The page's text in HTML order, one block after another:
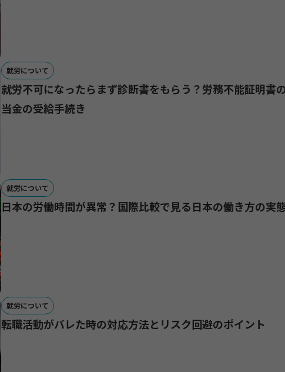
就労について
就労不可になったらまず診断書をもらう？労務不能証明書
当金の受給手続き
就労について
日本の労働時間が異常？国際比較で見る日本の働き方の実
就労について
転職活動がバレた時の対応方法とリスク回避のポイント